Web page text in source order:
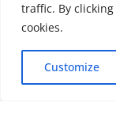
traffic. By
cookies.
Customize